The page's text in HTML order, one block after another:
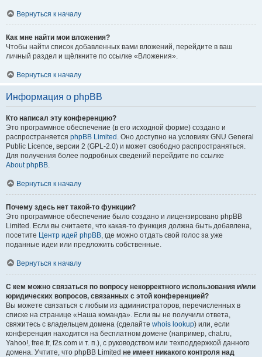
Вернуться к началу
Как мне найти мои вложения?
Чтобы найти список добавленных вами вложений, перейдите в ваш
личный раздел и щёлкните по ссылке «Вложения».
Вернуться к началу
Информация о phpBB
Кто написал эту конференцию?
Это программное обеспечение (в его исходной форме) создано и
распространяется phpBB Limited . Оно доступно на условиях GNU General
Public Licence, версии 2 (GPL-2.0) и может свободно распространяться.
Для получения более подробных сведений перейдите по ссылке
About phpBB.
Вернуться к началу
Почему здесь нет такой-то функции?
Это программное обеспечение было создано и лицензировано phpBB
Limited. Если вы считаете, что какая-то функция должна быть добавлена,
посетите Центр идей phpBB, где можно отдать свой голос за уже
поданные идеи или предложить собственные.
Вернуться к началу
С кем можно связаться по вопросу некорректного использования и/или
юридических вопросов, связанных с этой конференцией?
Вы можете связаться с любым из администраторов, перечисленных в
списке на странице «Наша команда». Если вы не получили ответа,
свяжитесь с владельцем домена (сделайте whois lookup) или, если
конференция находится на бесплатном домене (например, chat.ru,
Yahoo!, free.fr, f2s.com и т. п.), с руководством или техподдержкой данного
домена. Учтите, что phpBB Limited не имеет никакого контроля над